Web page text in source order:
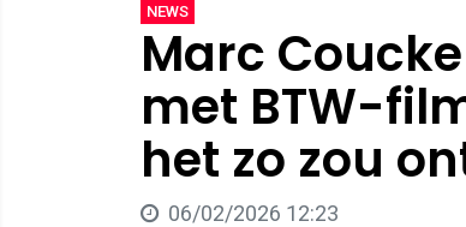
NEWS
Marc
met BTW-
het zo zou
06/02/2026 12:23